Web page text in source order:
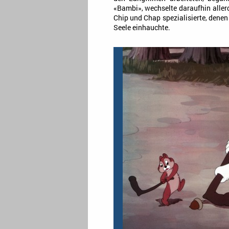
«Bambi», wechselte daraufhin
Chip und Chap spezialisierte,
Seele einhauchte.